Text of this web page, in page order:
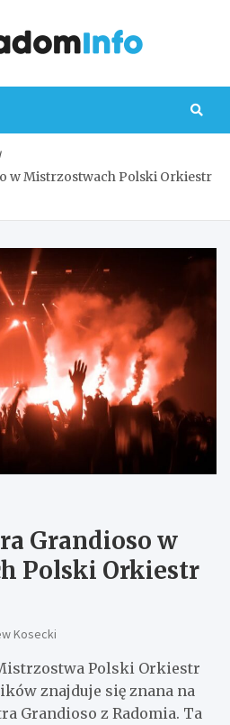
w Mistrzostwach Polski Orkiestr
Grandioso w
Polski Orkiestr
Kosecki
Polski Orkiestr
znajduje się znana na
Grandioso z Radomia. Ta